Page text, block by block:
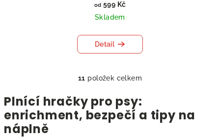
od 599 Kč
Skladem
Detail
O
l
á
11 položek celkem
Plnící hračky pro psy:
enrichment, bezpečí a tipy na
náplně